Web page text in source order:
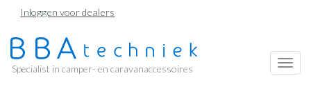
Overslaan
naar
de
Inloggen voor dealers
Specialist in camper- en caravanaccessoires